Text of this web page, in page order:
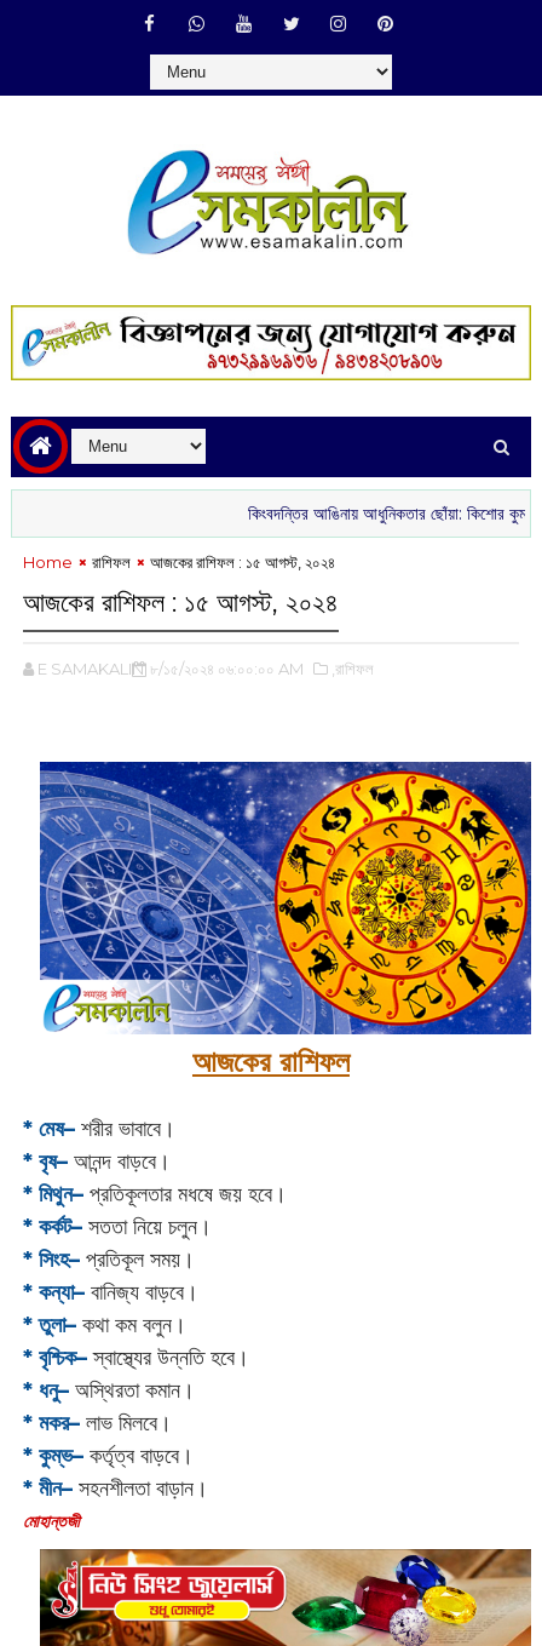
কিংবদন্তির আঙিনায় আধুনিকতার ছোঁয়া: কিশোর কুমারের
Home রাশিফল আজকের রাশিফল : ১৫ আগস্ট, ২০২৪
আজকের রাশিফল : ১৫ আগস্ট, ২০২৪
E SAMAKALIN ৮/১৫/২০২৪ ০৬:০০:০০ AM ,রাশিফল
আজকের রাশিফল
* মেষ–শরীর ভাবাবে।
* বৃষ–আনন্দ বাড়বে।
* মিথুন–প্রতিকূলতার মধষে জয় হবে।
* কর্কট–সততা নিয়ে চলুন।
* সিংহ–প্রতিকূল সময়।
* কন্যা–বানিজ্য বাড়বে।
* তুলা–কথা কম বলুন।
* বৃশ্চিক–স্বাস্থ্যের উন্নতি হবে।
* ধনু–অস্থিরতা কমান।
* মকর–লাভ মিলবে।‌
* কুম্ভ–কর্তৃত্ব বাড়বে।
* মীন–সহনশীলতা বাড়ান।
‌মোহান্তজী‌‌‌‌‌‌‌‌‌‌‌‌‌‌‌‌‌